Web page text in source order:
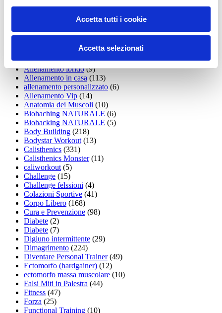
Accetta tutti i cookie
Accetta selezionati
Allenamenti in Diretta(30)
(1.800)
Allenamento aerobico(16)
Allenamento Braccia(9)
Allenamento Donne(75)
Allenamento funzionale(6)
Allenamento ibrido(9)
Allenamento in casa (113)
allenamento personalizzato (6)
Allenamento Vip (14)
Anatomia dei Muscoli (10)
Biohaching NATURALE (6)
Biohacking NATURALE (5)
Body Building (218)
Bodystar Workout(13)
Calisthenics (331)
Calisthenics Monster(11)
caliworkout(5)
Challenge (15)
Challenge felssioni (4)
Colazioni Sportive (41)
Corpo Libero (168)
Cura e Prevenzione (98)
Diabete (2)
Diabete (7)
Digiuno intermittente (29)
Dimagrimento (224)
Diventare Personal Trainer(49)
Ectomorfo (hardgainer) (12)
ectomorfo massa muscolare (10)
Falsi Miti in Palestra (44)
Fitness (47)
Forza (25)
Functional Training (10)